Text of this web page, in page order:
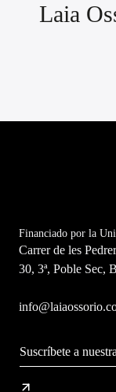
Laia
Financiado por la
Carrer de les
30, 3ª, Poble Sec,